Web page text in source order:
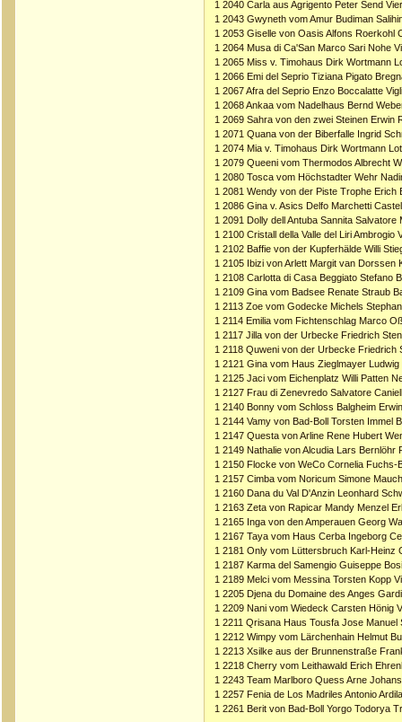
1 2040 Carla aus Agrigento Peter Send
1 2043 Gwyneth vom Amur Budiman
1 2053 Giselle von Oasis Alfons Roerkohl
1 2064 Musa di Ca'San Marco Sari Nohe
1 2065 Miss v. Timohaus Dirk Wortmann
1 2066 Emi del Seprio Tiziana Pigato
1 2067 Afra del Seprio Enzo Boccalatte
1 2068 Ankaa vom Nadelhaus Bernd
1 2069 Sahra von den zwei Steinen Erwin
1 2071 Quana von der Biberfalle Ingrid
1 2074 Mia v. Timohaus Dirk Wortmann
1 2079 Queeni vom Thermodos Albrecht
1 2080 Tosca vom Höchstadter Wehr
1 2081 Wendy von der Piste Trophe Erich
1 2086 Gina v. Asics Delfo Marchetti
1 2091 Dolly dell Antuba Sannita Salvatore
1 2100 Cristall della Valle del Liri Ambrogio
1 2102 Baffie von der Kupferhälde Willi
1 2105 Ibizi von Arlett Margit van Dorssen
1 2108 Carlotta di Casa Beggiato Stefano
1 2109 Gina vom Badsee Renate Straub
1 2113 Zoe vom Godecke Michels
1 2114 Emilia vom Fichtenschlag Marco
1 2117 Jilla von der Urbecke Friedrich
1 2118 Quweni von der Urbecke Friedrich
1 2121 Gina vom Haus Zieglmayer
1 2125 Jaci vom Eichenplatz Willi Patten
1 2127 Frau di Zenevredo Salvatore
1 2140 Bonny vom Schloss Balgheim
1 2144 Vamy von Bad-Boll Torsten Immel
1 2147 Questa von Arline Rene Hubert
1 2149 Nathalie von Alcudia Lars Bernlöhr
1 2150 Flocke von WeCo Cornelia Fuchs-
1 2157 Cimba vom Noricum Simone
1 2160 Dana du Val D'Anzin Leonhard
1 2163 Zeta von Rapicar Mandy Menzel
1 2165 Inga von den Amperauen Georg
1 2167 Taya vom Haus Cerba Ingeborg
1 2181 Only vom Lüttersbruch Karl-Heinz
1 2187 Karma del Samengio Guiseppe
1 2189 Melci vom Messina Torsten Kopp
1 2205 Djena du Domaine des Anges
1 2209 Nani vom Wiedeck Carsten Hönig
1 2211 Qrisana Haus Tousfa Jose
1 2212 Wimpy vom Lärchenhain Helmut
1 2213 Xsilke aus der Brunnenstraße
1 2218 Cherry vom Leithawald Erich
1 2243 Team Marlboro Quess Arne
1 2257 Fenia de Los Madriles Antonio
1 2261 Berit von Bad-Boll Yorgo Todorya